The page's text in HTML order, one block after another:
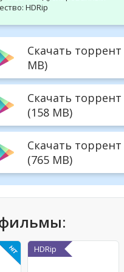
HDRip
Скачать
MB)
Скачать
(158 MB)
Скачать
(765 MB)
HDRip